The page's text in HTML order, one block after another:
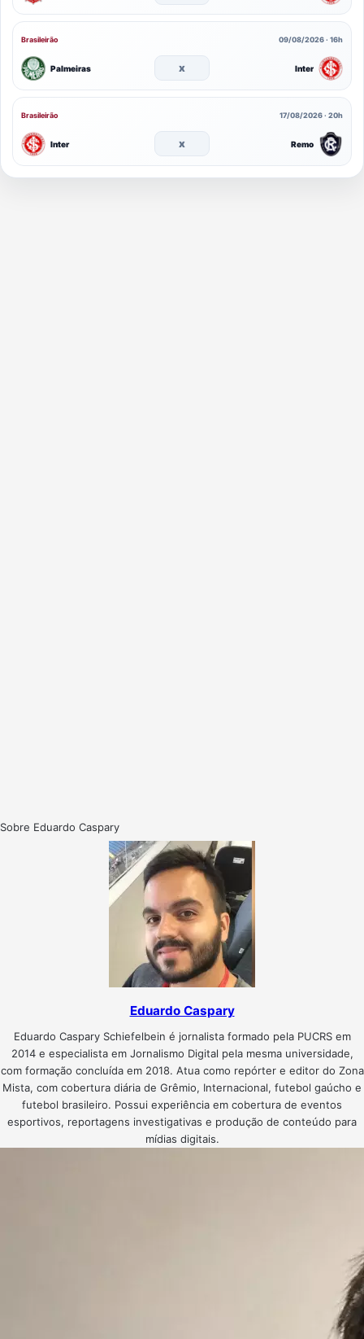
Brasileirão 09/08/2026 · 16h
Palmeiras x Inter
Brasileirão 17/08/2026 · 20h
Inter x Remo
Sobre Eduardo Caspary
Eduardo Caspary
Eduardo Caspary Schiefelbein é jornalista formado pela PUCRS em
2014 e especialista em Jornalismo Digital pela mesma universidade,
com formação concluída em 2018. Atua como repórter e editor do Zona
Mista, com cobertura diária de Grêmio, Internacional, futebol gaúcho e
futebol brasileiro. Possui experiência em cobertura de eventos
esportivos, reportagens investigativas e produção de conteúdo para
mídias digitais.